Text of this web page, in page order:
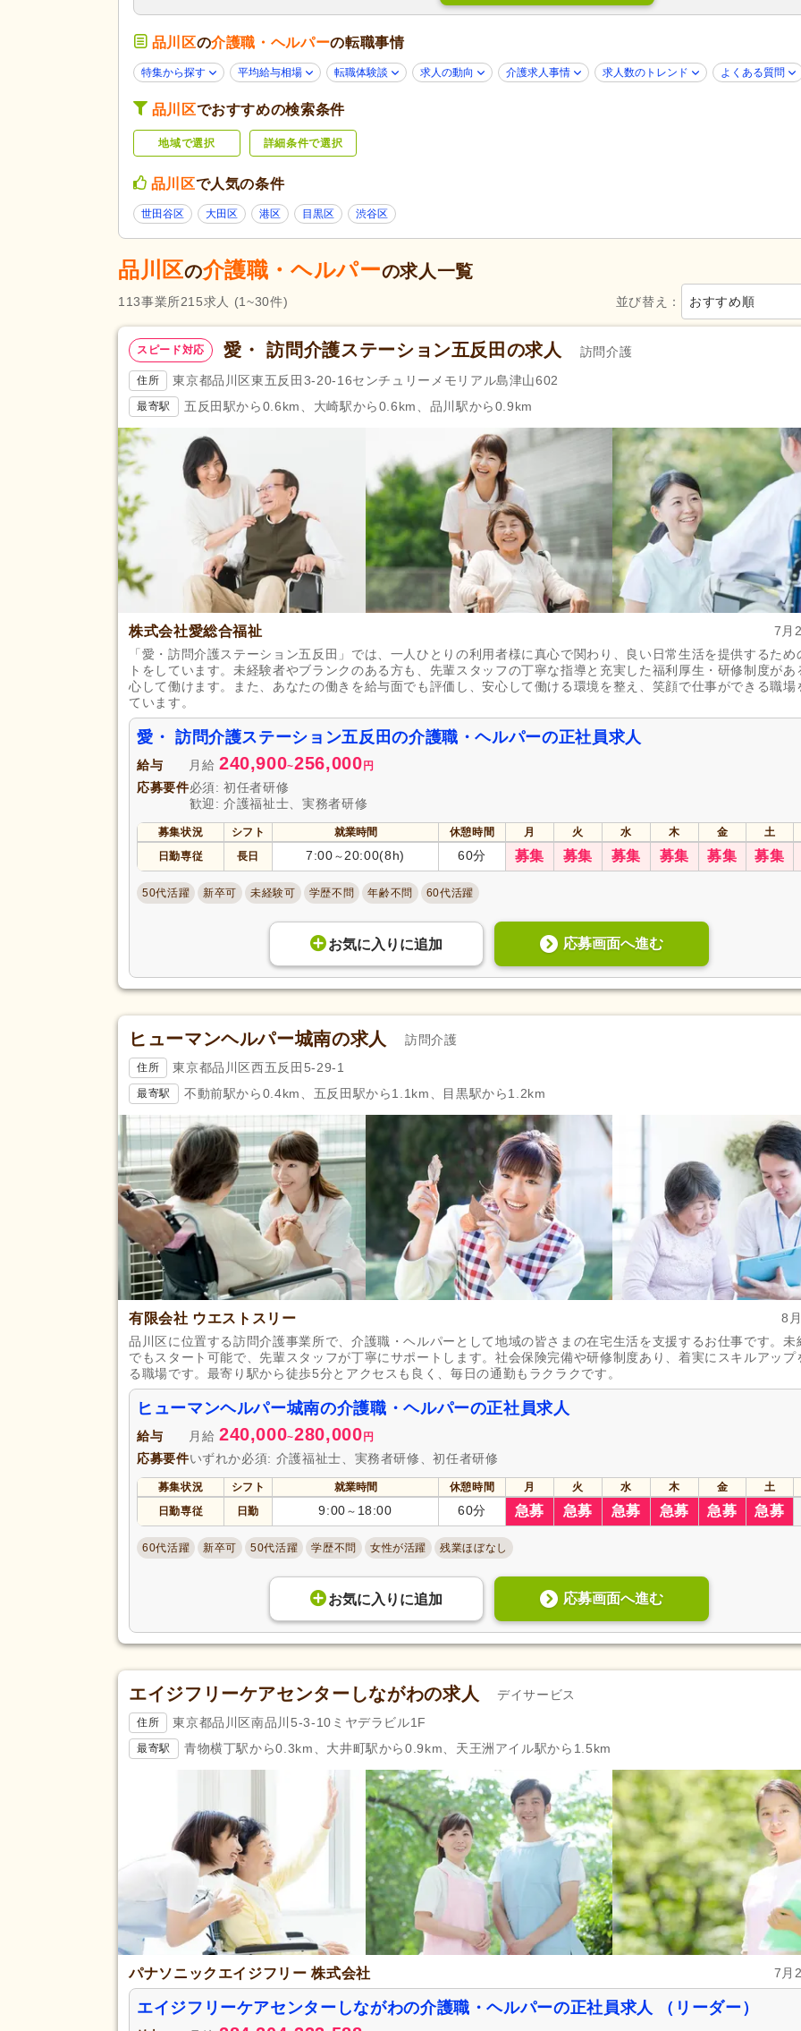
類
ケアハウス(5)
特別養護老人ホーム (9)
障がい者支援 歯科診療所・技工所(5)
応募条件・こ
だわり
未経験可(155)
ブランク可(176)
服装自由 (7)
掲載7日以内(16) 掲載14日以内
女性が活躍 急募 (10)
勤務形態
夜勤のみ可(11) 午前のみ可(13)
時短勤務相談可(22) 週1日から可(18)
週3日から可 (10) シフト相談可(174)
応募資格
実務者研修（旧ヘルパー1級・基礎研
修）(100)
介護福祉士
社会福祉士 精神保健福祉士 社会福祉主事任用
介護支援専門員（ケアマネジャー）
(3)
自動車免許(26)
休日・休暇
完全週休2日(41) 週休2日(32) 4週8休(17)
土日休み(8) 土日祝休み(2) 土曜休み (1)
日曜休み(13) 年間休日110日以上(34) 年間休日120日以上
産休あり
看護休暇(34) 夏季休暇(26) 冬季休暇(20)
年末年始休暇(31)
給与・手当
賞与あり(119) 社会保険完備(200) 研修制度あり(175)
セミナー参加費補助(16) 企業年金(23)
復職支援あり(59)
住宅手当 (32)
人事評価制度あり(173) 処遇改善手当(49) 制服あり(134)
夜勤手当 (48) 寮・社宅あり(16) 託児施設あり(19)
資格手当(75) 扶養控除内考慮あり(25) 扶養手当(11)
再雇用制度あり(37) 正社員登用あり
バイク通勤可
品川区の介護職・ヘルパーの転職事情
特集から探す 平均給与相場 転職体験談 求人の動向 介護求人事情 求人数のトレンド よくある質問
品川区でおすすめの検索条件
地域で選択 詳細条件で選択
品川区で人気の条件
世田谷区 大田区 港区 目黒区 渋谷区
品川区の介護職・ヘルパーの求人一覧
並び替え： おすすめ順
113事業所215求人 (1~30件)
スピード対応 愛・ 訪問介護ステーション五反田の求人 訪問介護
住所 東京都品川区東五反田3-20-16センチュリーメモリアル島津山602
最寄駅 五反田駅から0.6km、大崎駅から0.6km、品川駅から0.9km
株式会社愛総合福祉
7月
「愛・訪問介護ステーション五反田」では、一人ひとりの利用者様に真心で関わり、良い日常生活を提供するため
トをしています。未経験者やブランクのある方も、先輩スタッフの丁寧な指導と充実した福利厚生・研修制度があ
心して働けます。また、あなたの働きを給与面でも評価し、安心して働ける環境を整え、笑顔で仕事ができる職場
ています。
愛・ 訪問介護ステーション五反田の介護職・ヘルパーの正社員求人
給与 月給 240,900~256,000円
応募要件必須: 初任者研修
歓迎: 介護福祉士、実務者研修
募集状況 シフト 就業時間 休憩時間 月 火 水 木 金
土
日勤専従
長日 7:00 ～ 20:00(8h) 60分 募集 募集 募集 募集 募集 募集
50代活躍 新卒可 未経験可 学歴不問 年齢不問 60代活躍
お気に入り に追加 応募画面へ進む
ヒューマンヘルパー城南の求人 訪問介護
住所 東京都品川区西五反田5-29-1
最寄駅 不動前駅から0.4km、五反田駅から1.1km、目黒駅から1.2km
有限会社 ウエストスリー
8
品川区に位置する訪問介護事業所で、介護職・ヘルパーとして地域の皆さまの在宅生活を支援するお仕事です。未
でもスタート可能で、先輩スタッフが丁寧にサポートします。社会保険完備や研修制度あり、着実にスキルアップ
る職場です。最寄り駅から徒歩5分とアクセスも良く、毎日の通勤もラクラクです。
ヒューマンヘルパー城南の介護職・ヘルパーの正社員求人
給与 月給 240,000~280,000円
応募要件いずれか必須: 介護福祉士、実務者研修、初任者研修
募集状況 シフト 就業時間 休憩時間 月 火 水 木 金
土
日勤専従
日勤 9:00 ～ 18:00 60分 急募 急募 急募 急募 急募 急募
60代活躍 新卒可 50代活躍 学歴不問 女性が活躍 残業ほぼなし
お気に入り に追加 応募画面へ進む
エイジフリーケアセンターしながわの求人 デイサービス
住所 東京都品川区南品川5-3-10ミヤデラビル1F
最寄駅 青物横丁駅から0.3km、大井町駅から0.9km、天王洲アイル駅から1.5km
パナソニックエイジフリー 株式会社 7月
エイジフリーケアセンターしながわの介護職・ヘルパーの正社員求人 （リーダー）